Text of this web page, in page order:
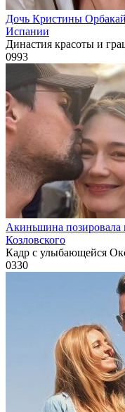
Дочь Кристины
Испании
Династия красоты и
0993
Акиньшина
Козловского
Кадр с улыбающейся
0330